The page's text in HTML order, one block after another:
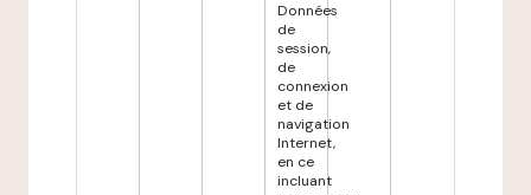
Données
de
session,
de
connexion
et de
navigation
Internet,
en ce
incluant